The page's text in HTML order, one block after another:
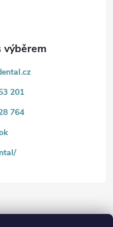
201
764